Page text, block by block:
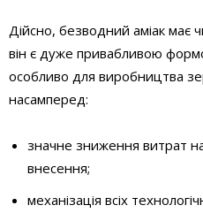
Дійсно, безводний аміак має
він є дуже привабливою
особливо для виробництва
насамперед:
значне зниження витрат
внесення;
механізація всіх